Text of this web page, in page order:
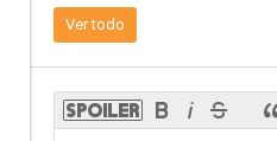
Cita en Sundown
Ver todo